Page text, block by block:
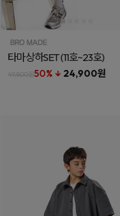
타마상하SET(11호~23호)
49,800원50% ↓ 24,900원